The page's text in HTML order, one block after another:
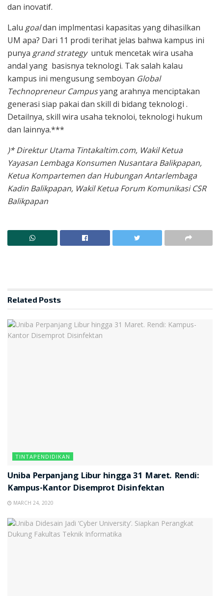
dan inovatif.
Lalu goaldan implmentasi kapasitas yang dihasilkan
UM apa? Dari 11 prodi terihat jelas bahwa kampus ini
punya grand strategyuntuk mencetak wira usaha
andal yang basisnya teknologi. Tak salah kalau
kampus ini mengusung semboyan Global
Technopreneur Campusyang arahnya menciptakan
generasi siap pakai dan skill di bidang teknologi .
Detailnya, skill wira usaha teknoloi, teknologi hukum
dan lainnya.***
)* Direktur Utama Tintakaltim.com, Wakil Ketua
Yayasan Lembaga Konsumen Nusantara Balikpapan,
Ketua Kompartemen dan Hubungan Antarlembaga
Kadin Balikpapan, Wakil Ketua Forum Komunikasi CSR
Balikpapan
Related Posts
TINTAPENDIDIKAN
Uniba Perpanjang Libur hingga 31 Maret. Rendi:
Kampus-Kantor Disemprot Disinfektan
MARCH 24, 2020